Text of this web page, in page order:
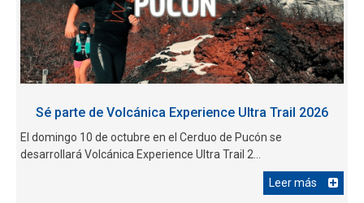
Sé parte de Volcánica Experience Ultra Trail 2026
El domingo 10 de octubre en el Cerduo de Pucón se
desarrollará Volcánica Experience Ultra Trail 2...
Leer más